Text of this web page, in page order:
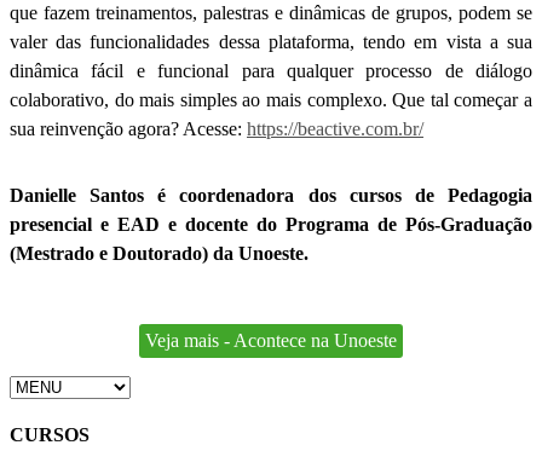
que fazem treinamentos, palestras e dinâmicas de grupos, podem se
valer das funcionalidades dessa plataforma, tendo em vista a sua
dinâmica fácil e funcional para qualquer processo de diálogo
colaborativo, do mais simples ao mais complexo. Que tal começar a
sua reinvenção agora? Acesse: https://beactive.com.br/
Danielle Santos é coordenadora dos cursos de Pedagogia
presencial e EAD e docente do Programa de Pós-Graduação
(Mestrado e Doutorado) da Unoeste.
Veja mais - Acontece na Unoeste
CURSOS